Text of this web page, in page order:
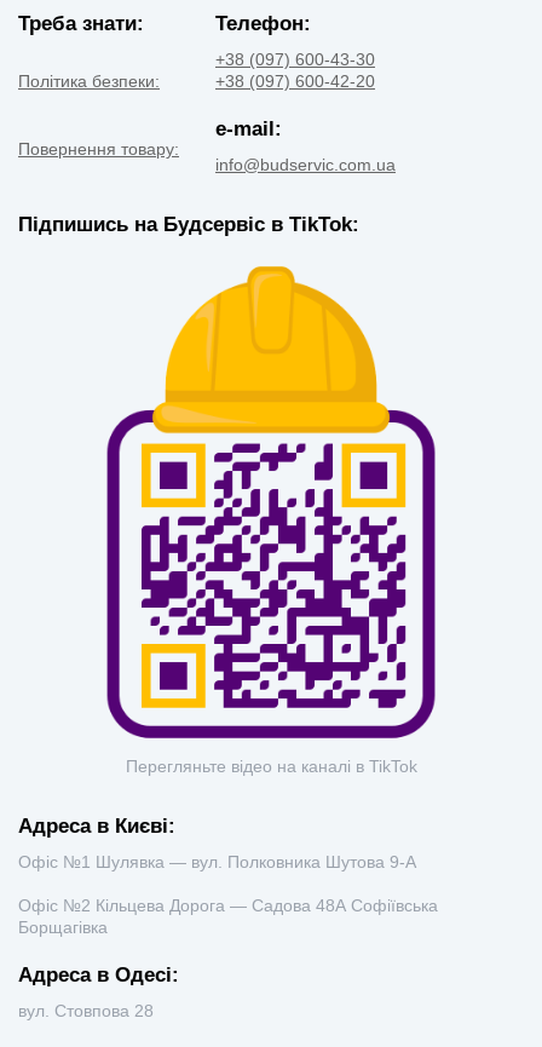
Треба знати:
Політика безпеки:
Повернення товару:
Телефон:
+38 (097) 600-43-30
+38 (097) 600-42-20
e-mail:
info@budservic.com.ua
Підпишись на Будсервіс в TikTok:
Перегляньте відео на каналі в TikTok
Адреса в Києві:
Офіс №1 Шулявка — вул. Полковника Шутова 9-А
Офіс №2 Кільцева Дорога — Садова 48А Софіївська
Борщагівка
Адреса в Одесі:
вул. Стовпова 28